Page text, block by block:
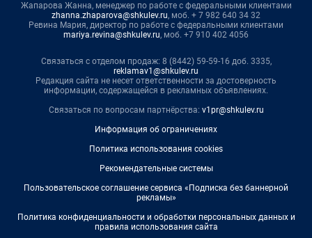
Жапарова Жанна, менеджер по работе с федеральными клиентами
zhanna.zhaparova@shkulev.ru, моб. + 7 982 640 34 32
Ревина Мария, директор по работе с федеральными клиентами
mariya.revina@shkulev.ru, моб. +7 910 402 4056
Связаться с отделом продаж: 8 (8442) 59-59-16 доб. 3335,
reklamav1@shkulev.ru
Редакция сайта не несет ответственности за достоверность
информации, содержащейся в рекламных объявлениях.
Связаться по вопросам партнёрства: v1pr@shkulev.ru
Информация об ограничениях
Политика использования cookies
Рекомендательные системы
Пользовательское соглашение сервиса «Подписка без баннерной
рекламы»
Политика конфиденциальности и обработки персональных данных и
правила использования сайта